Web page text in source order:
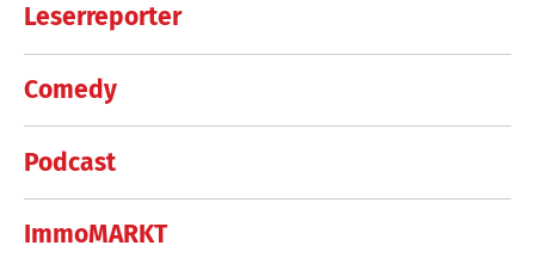
Leserreporter
Comedy
Podcast
ImmoMARKT